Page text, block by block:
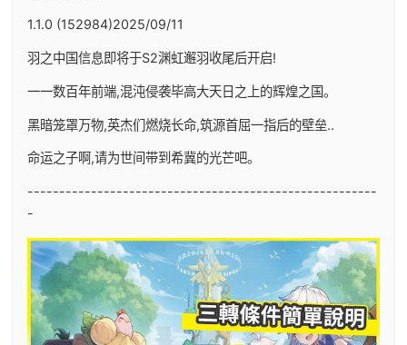
1.1.0 (152984)2025/09/11
羽之中国信息即将于S2渊虹邂羽收尾后开启!
一一数百年前端,混沌侵袭毕高大天日之上的辉煌之国。
黑暗笼罩万物,英杰们燃烧长命,筑源首屈一指后的壁垒..
命运之子啊,请为世间带到希冀的光芒吧。
-------------------------------------------------------
-